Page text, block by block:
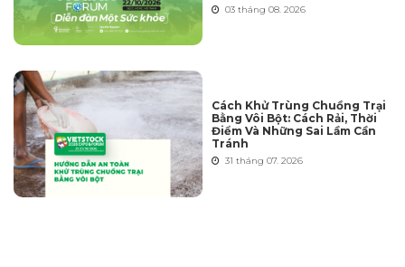
03 tháng 08. 2026
Cách Khử Trùng Chuồng Trại
Bằng Vôi Bột: Cách Rải, Thời
Điểm Và Những Sai Lầm Cần
Tránh
31 tháng 07. 2026